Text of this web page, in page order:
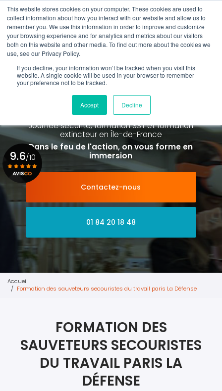
This website stores cookies on your computer. These cookies are used to
collect information about how you interact with our website and allow us to
remember you. We use this information in order to improve and customize
your browsing experience and for analytics and metrics about our visitors
both on this website and other media. To find out more about the cookies we
use, see our Privacy Policy.
If you decline, your information won’t be tracked when you visit this
website. A single cookie will be used in your browser to remember
your preference not to be tracked.
Accept Decline
Aller
au
contenu
principal
01 84 20 18 48
Rappel gratuit
Spécialiste de la formation SST et
de la Formation Incendie
à Paris La Défense depuis 2015
Journée sécurité, formation SST et formation
extincteuren Île-de-France
Dans le feu de l'action, on vous forme en
immersion
Contactez-nous
01 84 20 18 48
9.6/10
Voir le certificat
Accueil
Formation des sauveteurs secouristes du travail paris La Défense
FORMATION DES
SAUVETEURS SECOURISTES
DU TRAVAIL PARIS LA
DÉFENSE